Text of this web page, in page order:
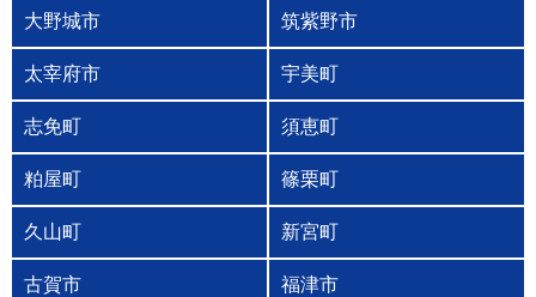
大野城市 筑紫野市
太宰府市 宇美町
志免町 須恵町
粕屋町 篠栗町
久山町 新宮町
古賀市 福津市